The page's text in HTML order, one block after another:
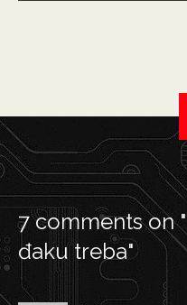
7 comments on "
đaku treba"